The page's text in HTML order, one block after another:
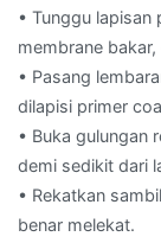
• Tunggu lapisan
membrane
• Pasang
dilapisi primer
• Buka gulungan
demi sedikit dari
• Rekatkan
benar melekat.